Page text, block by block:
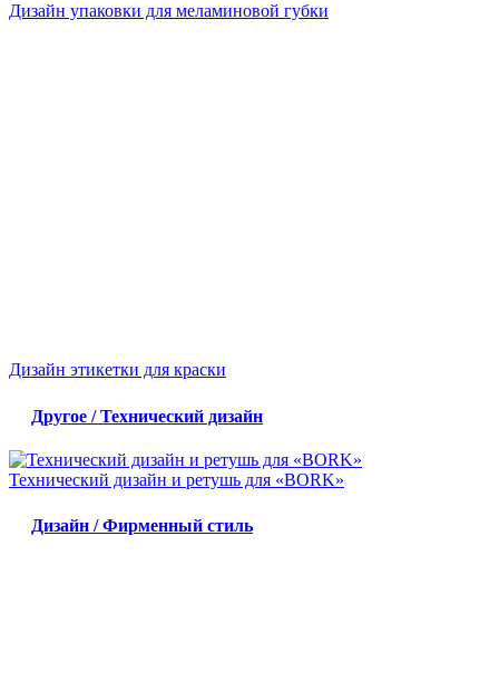
Дизайн упаковки для меламиновой губки
Дизайн этикетки для краски
Другое / Технический дизайн
Технический дизайн и ретушь для «BORK»
Дизайн / Фирменный стиль